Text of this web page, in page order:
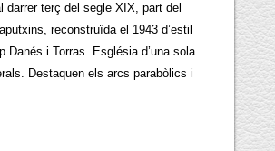
darrer terç del segle XIX, part del
reconstruïda el 1943 d’estil
Danés i Torras. Església d’una sola
Destaquen els arcs parabòlics i